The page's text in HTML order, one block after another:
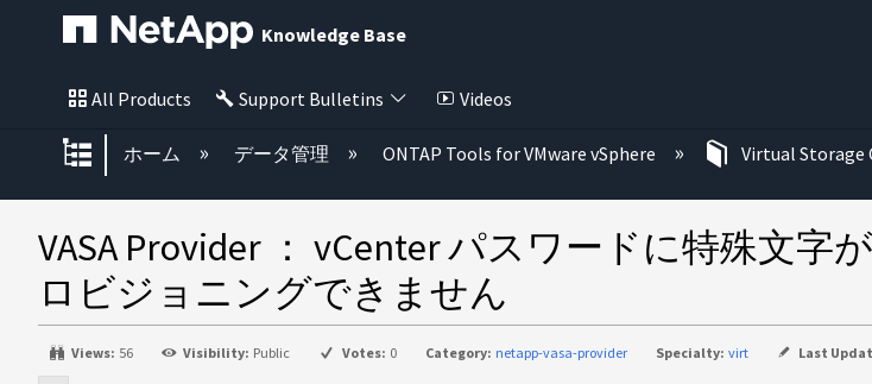
Knowledge Base
All Products Support Bulletins Videos
グローバル階層を展開/折りたたむ
ホーム データ管理 ONTAP Tools for VMware vSphere Virtual Storage
VASA Provider ： vCenter パスワードに特殊文
ロビジョニングできません
Views: 56 Visibility: Public Votes: 0 Category: netapp-vasa-provider Specialty: virt Last